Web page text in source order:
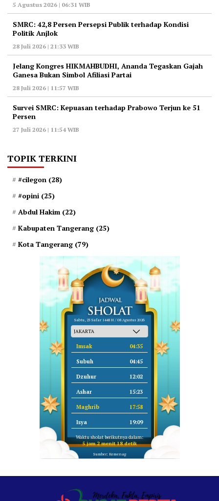
5 Agustus 2026 | 06:31 WIB
‎SMRC: 42,8 Persen Persepsi Publik terhadap Kondisi
Politik Anjlok
28 Juli 2026 | 21:33 WIB
‎Jelang Kongres HIKMAHBUDHI, Ananda Tegaskan Gajah
Ganesa Bukan Simbol Afiliasi Partai
28 Juli 2026 | 11:57 WIB
‎Survei SMRC: Kepuasan terhadap Prabowo Terjun ke 51
Persen
27 Juli 2026 | 11:54 WIB
TOPIK TERKINI
#cilegon (28)
#opini (25)
Abdul Hakim (22)
Kabupaten Tangerang (25)
Kota Tangerang (79)
Sabtu, 23 Safar 1448 H / 08 Agustus 2026
Imsak 04:35
Subuh 04:45
Dzuhur 12:02
Ashar 15:23
Maghrib 17:58
Isya 19:09
Waktu sholat berikutnya dalam:
5 jam 2 menit 18 detik
Sumber: Kemenag